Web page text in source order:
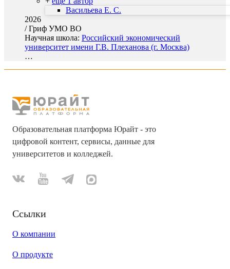
Васильева Е. С.
2026
/Гриф УМО ВО
Научная школа: Российский экономический
университет имени Г.В. Плеханова (г. Москва)
…
Образовательная платформа Юрайт - это
цифровой контент, сервисы, данные для
университетов и колледжей.
Ссылки
О компании
О продукте